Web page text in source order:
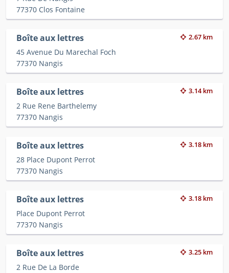
77370 Clos Fontaine
Boîte aux lettres 2.67 km
45 Avenue Du Marechal Foch
77370 Nangis
Boîte aux lettres 3.14 km
2 Rue Rene Barthelemy
77370 Nangis
Boîte aux lettres 3.18 km
28 Place Dupont Perrot
77370 Nangis
Boîte aux lettres 3.18 km
Place Dupont Perrot
77370 Nangis
Boîte aux lettres 3.25 km
2 Rue De La Borde